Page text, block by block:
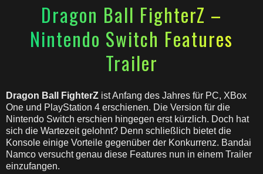
Dragon Ball FighterZ –
Nintendo Switch Features
Trailer
Dragon Ball FighterZ ist Anfang des Jahres für PC, XBox
One und PlayStation 4 erschienen. Die Version für die
Nintendo Switch erschien hingegen erst kürzlich. Doch hat
sich die Wartezeit gelohnt? Denn schließlich bietet die
Konsole einige Vorteile gegenüber der Konkurrenz. Bandai
Namco versucht genau diese Features nun in einem Trailer
einzufangen.